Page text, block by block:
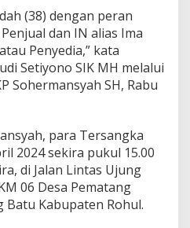
j
u
n
g
B
a
a
l
a
m
K
a
(38) dengan peran
dan IN alias Ima
Penyedia,” kata
Setiyono SIK MH melalui
Sohermansyah SH, Rabu
para Tersangka
2024 sekira pukul 15.00
di Jalan Lintas Ujung
06 Desa Pematang
Batu Kabupaten Rohul.